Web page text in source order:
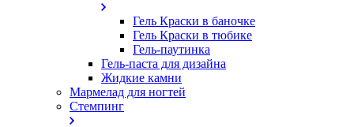
Гель Краски в баночке
Гель Краски в тюбике
Гель-паутинка
Гель-паста для дизайна
Жидкие камни
Мармелад для ногтей
Стемпинг